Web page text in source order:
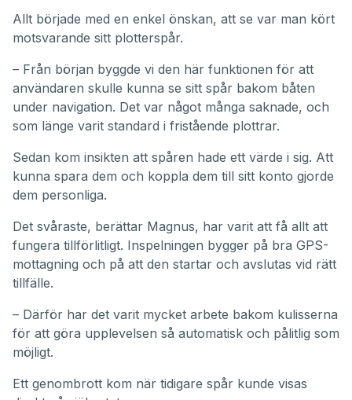
Allt började med en enkel önskan, att se var man kört
motsvarande sitt plotterspår.
– Från början byggde vi den här funktionen för att
användaren skulle kunna se sitt spår bakom båten
under navigation. Det var något många saknade, och
som länge varit standard i fristående plottrar.
Sedan kom insikten att spåren hade ett värde i sig. Att
kunna spara dem och koppla dem till sitt konto gjorde
dem personliga.
Det svåraste, berättar Magnus, har varit att få allt att
fungera tillförlitligt. Inspelningen bygger på bra GPS-
mottagning och på att den startar och avslutas vid rätt
tillfälle.
– Därför har det varit mycket arbete bakom kulisserna
för att göra upplevelsen så automatisk och pålitlig som
möjligt.
Ett genombrott kom när tidigare spår kunde visas